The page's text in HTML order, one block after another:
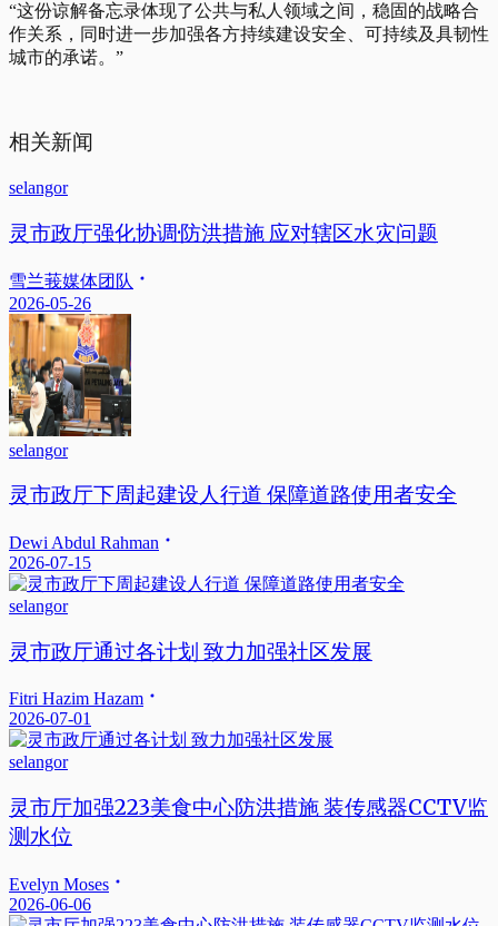
“这份谅解备忘录体现了公共与私人领域之间，稳固的战略合
作关系，同时进一步加强各方持续建设安全、可持续及具韧性
城市的承诺。”
相关新闻
selangor
灵市政厅强化协调·防洪措施 应对辖区水灾问题
雪兰莪媒体团队
2026-05-26
selangor
灵市政厅下周起建设人行道 保障道路使用者安全
Dewi Abdul Rahman
2026-07-15
selangor
灵市政厅通过各计划 致力加强社区发展
Fitri Hazim Hazam
2026-07-01
selangor
灵市厅加强223美食中心防洪措施 装传感器CCTV监
测水位
Evelyn Moses
2026-06-06